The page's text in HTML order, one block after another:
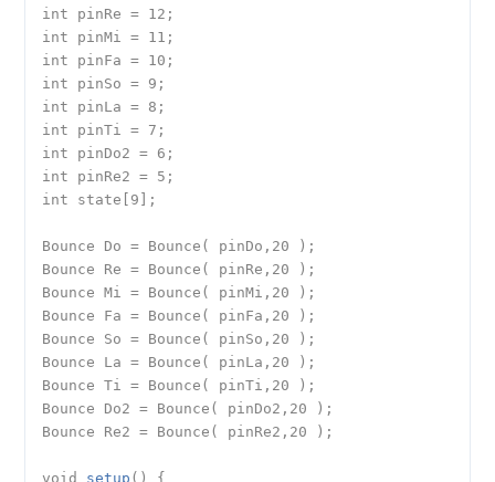
int pinRe = 12;
int pinMi = 11;
int pinFa = 10;
int pinSo = 9;
int pinLa = 8;
int pinTi = 7;
int pinDo2 = 6;
int pinRe2 = 5;
int state[9];
Bounce Do = Bounce( pinDo,20 );
Bounce Re = Bounce( pinRe,20 );
Bounce Mi = Bounce( pinMi,20 );
Bounce Fa = Bounce( pinFa,20 );
Bounce So = Bounce( pinSo,20 );
Bounce La = Bounce( pinLa,20 );
Bounce Ti = Bounce( pinTi,20 );
Bounce Do2 = Bounce( pinDo2,20 );
Bounce Re2 = Bounce( pinRe2,20 );
void setup () {